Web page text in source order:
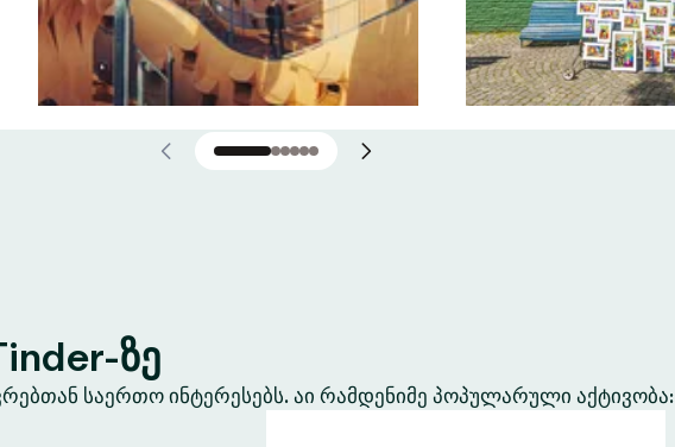
ზე
საერთო ინტერესებს. აი რამდენიმე პოპულარული აქტივობა: